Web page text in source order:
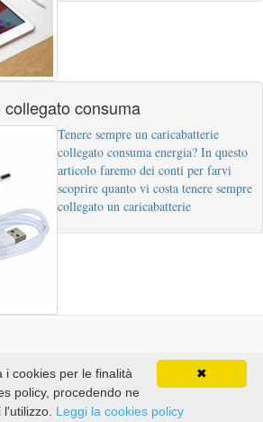
consuma
Tenere sempre un caricabatterie
collegato consuma energia? In questo
articolo faremo dei conti per farvi
scoprire quanto vi costa tenere sempre
collegato un caricabatterie
Back to top
✖
i cookies per le finalità
policy, procedendo ne
Leggi la cookies policy